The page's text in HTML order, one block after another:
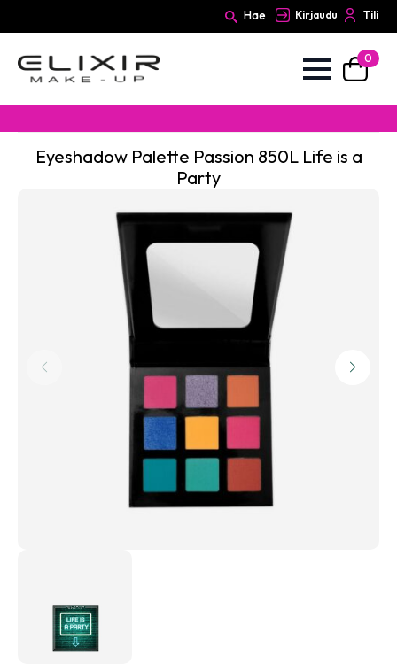
Hae Kirjaudu Tili
0
Eyeshadow Palette Passion 850L Life is a
Party